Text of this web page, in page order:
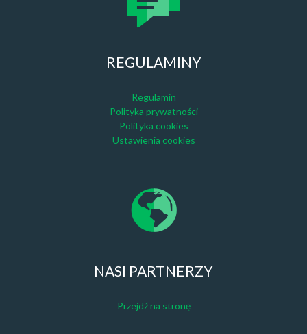
REGULAMINY
Regulamin
Polityka prywatności
Polityka cookies
Ustawienia cookies
NASI PARTNERZY
Przejdź na stronę